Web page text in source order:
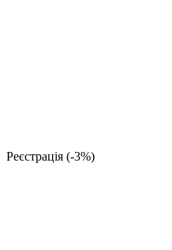
Реєстрація (-3%)